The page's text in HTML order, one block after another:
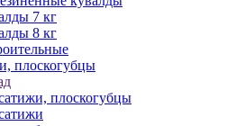
7 кг
8 кг
плоскогубцы
плоскогубцы